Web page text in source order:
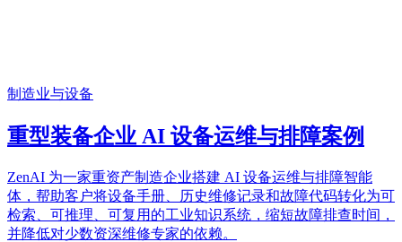
制造业与设备
重型装备企业 AI 设备运维与排障案例
ZenAI 为一家重资产制造企业搭建 AI 设备运维与排障智能
体，帮助客户将设备手册、历史维修记录和故障代码转化为可
检索、可推理、可复用的工业知识系统，缩短故障排查时间，
并降低对少数资深维修专家的依赖。